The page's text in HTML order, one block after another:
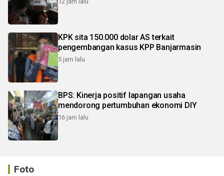
KPK sita 150.000 dolar AS terkait
pengembangan kasus KPP Banjarmasin
5 jam lalu
BPS: Kinerja positif lapangan usaha
mendorong pertumbuhan ekonomi DIY
16 jam lalu
Foto